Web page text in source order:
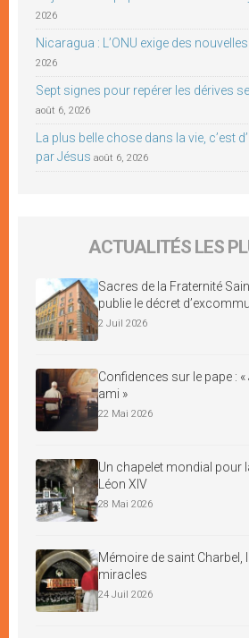
2026
Nicaragua : L’ONU exige des
2026
Sept signes pour repérer les dérives
août 6, 2026
La plus belle chose dans la vie, c’est
par Jésus août 6, 2026
ACTUALITÉS LES
Sacres de la Fraternité
publie le décret
2 Juil 2026
Confidences sur le pape :
ami »
22 Mai 2026
Un chapelet mondial pour
Léon XIV
28 Mai 2026
Mémoire de saint Charbel,
miracles
24 Juil 2026